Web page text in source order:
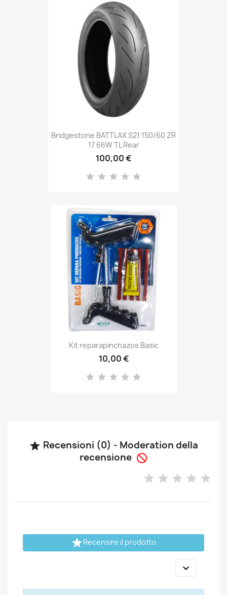
Bridgestone BATTLAX S21 150/60 ZR
17 66W TL Rear
100,00 €
Kit reparapinchazos Basic
10,00 €
 Recensioni (0) - Moderation della
recensione 
Recensire il prodotto
